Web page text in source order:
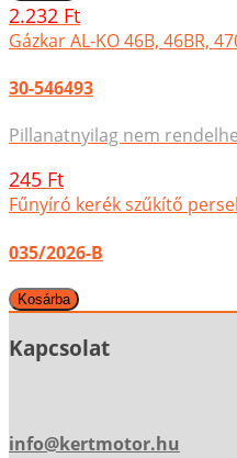
2.232 Ft
Gázkar AL-KO 46B, 46BR,
30-546493
Pillanatnyilag nem
245 Ft
Fűnyíró kerék szűkítő
035/2026-B
Kapcsolat
info@kertmotor.hu